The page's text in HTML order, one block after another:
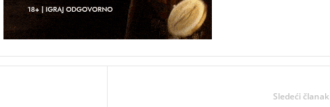
Sledeći članak